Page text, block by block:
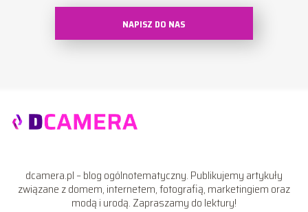
NAPISZ DO NAS
dcamera.pl – blog ogólnotematyczny. Publikujemy artykuły
związane z domem, internetem, fotografią, marketingiem oraz
modą i urodą. Zapraszamy do lektury!